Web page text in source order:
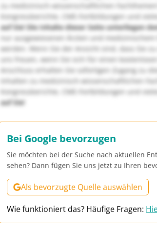
zu medizinisch-wissenschaftlichen
Kongressberichte, CME-Fortbildungen und
auf Sie! Die Inhalte dieser Seite unterliegen
nur ausgewiesenen Ärzten und
werden. Wenn Sie der Ansicht sind, dass Sie
uns freuen, wenn Sie sich für einen
Anschluss erhalten Sie sofortigen Zugang zu
Inhalten zu medizinisch-wissenschaftlichen
Kongressberichte, CME-Fortbildungen und
auf Sie!
Bei Google bevorzugen
Sie möchten bei der Suche nach aktuellen
sehen? Dann fügen Sie uns jetzt zu Ihren
Als bevorzugte Quelle auswählen
Wie funktioniert das? Häufige Fragen: